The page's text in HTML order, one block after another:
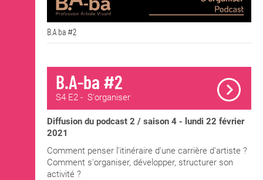
B.A ba #2
B.A-ba #2
S4 E2 - S'organiser
Diffusion du podcast 2 / saison 4 - lundi 22 février
2021
Comment penser l'itinéraire d'une carrière d'artiste ?
Comment s'organiser, développer, structurer son
activité ?